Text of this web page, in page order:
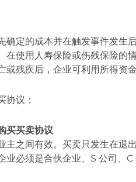
确定的成本并在触发事件发生
在使用人寿保险或伤残保险的
或残疾后，企业可利用所得资
协议：
买买卖协议
主之间有效。买卖只发生在退
业必须是合伙企业、S 公司、